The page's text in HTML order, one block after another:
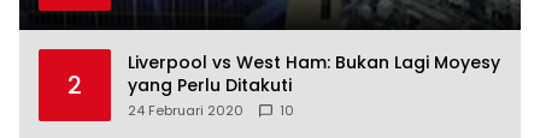
2
Liverpool vs West Ham: Bukan Lagi Moyesy
yang Perlu Ditakuti
24 Februari 2020 10